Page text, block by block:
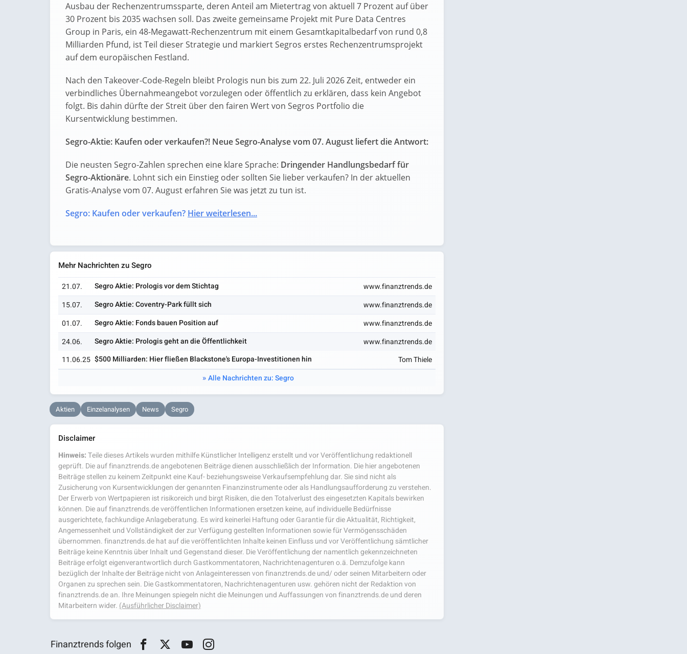
Ausbau der Rechenzentrumssparte, deren Anteil am Mietertrag von aktuell 7 Prozent auf über
30 Prozent bis 2035 wachsen soll. Das zweite gemeinsame Projekt mit Pure Data Centres
Group in Paris, ein 48-Megawatt-Rechenzentrum mit einem Gesamtkapitalbedarf von rund 0,8
Milliarden Pfund, ist Teil dieser Strategie und markiert Segros erstes Rechenzentrumsprojekt
auf dem europäischen Festland.
Nach den Takeover-Code-Regeln bleibt Prologis nun bis zum 22. Juli 2026 Zeit, entweder ein
verbindliches Übernahmeangebot vorzulegen oder öffentlich zu erklären, dass kein Angebot
folgt. Bis dahin dürfte der Streit über den fairen Wert von Segros Portfolio die
Kursentwicklung bestimmen.
Segro-Aktie: Kaufen oder verkaufen?! Neue Segro-Analyse vom 07. August liefert die Antwort:
Die neusten Segro-Zahlen sprechen eine klare Sprache: Dringender Handlungsbedarf für
Segro-Aktionäre. Lohnt sich ein Einstieg oder sollten Sie lieber verkaufen? In der aktuellen
Gratis-Analyse vom 07. August erfahren Sie was jetzt zu tun ist.
Segro: Kaufen oder verkaufen? Hier weiterlesen...
Mehr Nachrichten zu Segro
21.07. Segro Aktie: Prologis vor dem Stichtag
www.finanztrends.de
15.07.
Segro Aktie: Coventry-Park füllt sich
www.finanztrends.de
01.07.
Segro Aktie: Fonds bauen Position auf
www.finanztrends.de
24.06.
Segro Aktie: Prologis geht an die Öffentlichkeit
www.finanztrends.de
11.06.25 $500 Milliarden: Hier fließen Blackstone's Europa-Investitionen hin
Tom Thiele
Alle Nachrichten zu: Segro
Aktien Einzelanalysen News Segro
Disclaimer
Hinweis:Teile dieses Artikels wurden mithilfe Künstlicher Intelligenz erstellt und vor Veröffentlichung redaktionell
geprüft. Die auf finanztrends.de angebotenen Beiträge dienen ausschließlich der Information. Die hier angebotenen
Beiträge stellen zu keinem Zeitpunkt eine Kauf- beziehungsweise Verkaufsempfehlung dar. Sie sind nicht als
Zusicherung von Kursentwicklungen der genannten Finanzinstrumente oder als Handlungsaufforderung zu verstehen.
Der Erwerb von Wertpapieren ist risikoreich und birgt Risiken, die den Totalverlust des eingesetzten Kapitals bewirken
können. Die auf finanztrends.de veröffentlichen Informationen ersetzen keine, auf individuelle Bedürfnisse
ausgerichtete, fachkundige Anlageberatung. Es wird keinerlei Haftung oder Garantie für die Aktualität, Richtigkeit,
Angemessenheit und Vollständigkeit der zur Verfügung gestellten Informationen sowie für Vermögensschäden
übernommen. finanztrends.de hat auf die veröffentlichten Inhalte keinen Einfluss und vor Veröffentlichung sämtlicher
Beiträge keine Kenntnis über Inhalt und Gegenstand dieser. Die Veröffentlichung der namentlich gekennzeichneten
Beiträge erfolgt eigenverantwortlich durch Gastkommentatoren, Nachrichtenagenturen o.ä. Demzufolge kann
bezüglich der Inhalte der Beiträge nicht von Anlageinteressen von finanztrends.de und/ oder seinen Mitarbeitern oder
Organen zu sprechen sein. Die Gastkommentatoren, Nachrichtenagenturen usw. gehören nicht der Redaktion von
finanztrends.de an. Ihre Meinungen spiegeln nicht die Meinungen und Auffassungen von finanztrends.de und deren
Mitarbeitern wider. (Ausführlicher Disclaimer)
Finanztrends folgen